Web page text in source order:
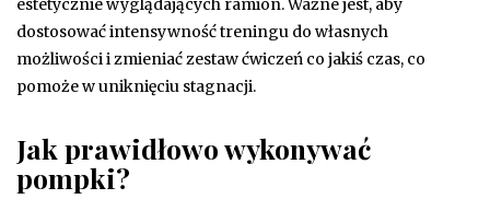
estetycznie wyglądających ramion. Ważne jest, aby
dostosować intensywność treningu do własnych
możliwości i zmieniać zestaw ćwiczeń co jakiś czas, co
pomoże w uniknięciu stagnacji.
Jak prawidłowo wykonywać
pompki?